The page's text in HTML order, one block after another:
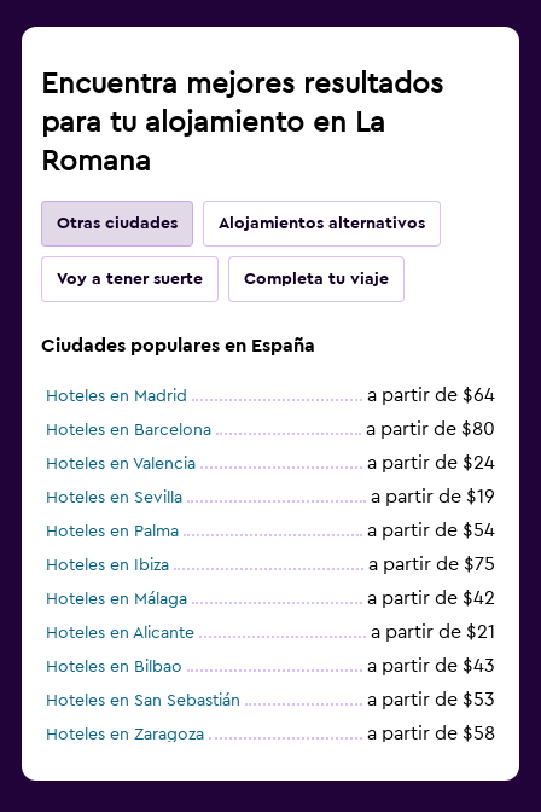
Encuentra mejores resultados
para tu alojamiento en La
Romana
Otras ciudades Alojamientos alternativos
Voy a tener suerte Completa tu viaje
Ciudades populares en España
Hoteles en Madrid a partir de $64
Hoteles en Barcelona a partir de $80
Hoteles en Valencia a partir de $24
Hoteles en Sevilla a partir de $19
Hoteles en Palma a partir de $54
Hoteles en Ibiza a partir de $75
Hoteles en Málaga a partir de $42
Hoteles en Alicante a partir de $21
Hoteles en Bilbao a partir de $43
Hoteles en San Sebastián a partir de $53
Hoteles en Zaragoza a partir de $58